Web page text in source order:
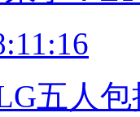
五人